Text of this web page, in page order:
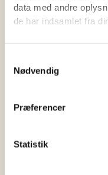
data med andre
de har indsamlet fra
Nødvendig
Præferencer
Statistik
elementor
jse.dk